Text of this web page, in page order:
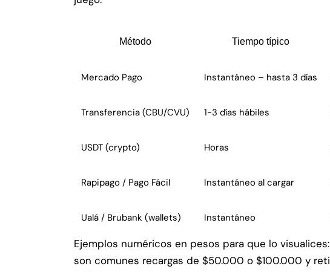
Método Tiempo típico
Mercado Pago Instantáneo – hasta 3 días
Transferencia (CBU/CVU) 1-3 días hábiles
USDT (crypto) Horas
Rapipago / Pago Fácil Instantáneo al cargar
Ualá / Brubank (wallets) Instantáneo
Ejemplos numéricos en pesos para que lo
son comunes recargas de $50.000 o $100.000 y